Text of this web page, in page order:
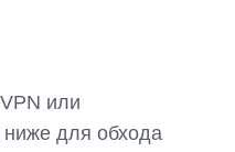
или
для обхода